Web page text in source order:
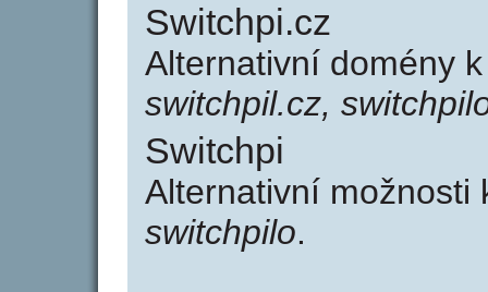
Switchpi.cz
Alternativní domény
switchpil.cz,
Switchpi
Alternativní
switchpilo.